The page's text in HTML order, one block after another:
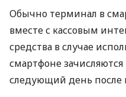
Обычно терминал в
вместе с кассовым
средства в случае
смартфоне
следующий день после